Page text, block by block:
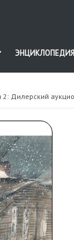
ЭНЦИКЛОПЕДИЯ
2: Дилерский